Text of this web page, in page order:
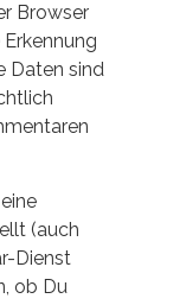
Browser
Daten sind
(auch
Dienst
ob Du